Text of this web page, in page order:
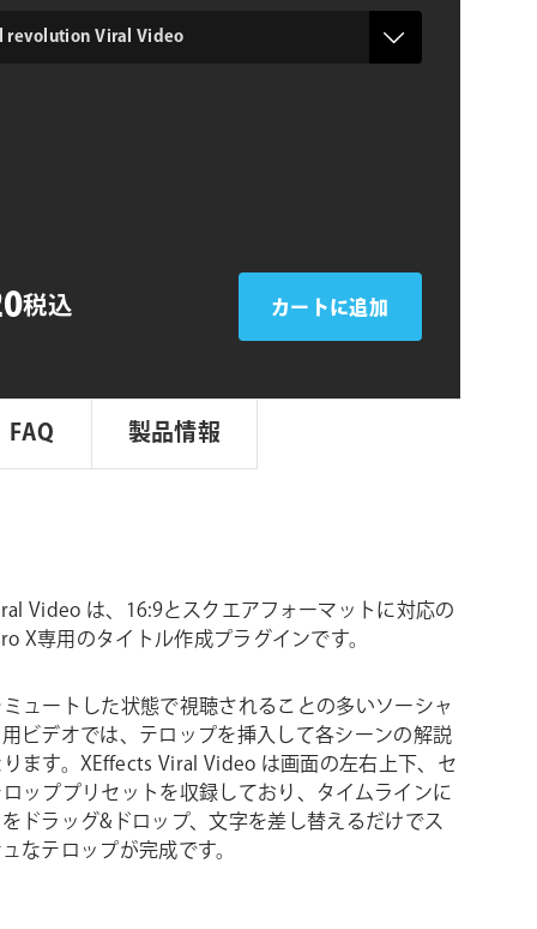
ゲ
ー
税込 カートに追加
FAQ 製品情報
Video は、16:9とスクエアフォーマットに対応の
X専用のタイトル作成プラグインです。
ュートした状態で視聴されることの多いソーシャ
ビデオでは、テロップを挿入して各シーンの解説
ます。XEffects Viral Video は画面の左右上下、セ
ッププリセットを収録しており、タイムラインに
ドラッグ&ドロップ、文字を差し替えるだけでス
なテロップが完成です。